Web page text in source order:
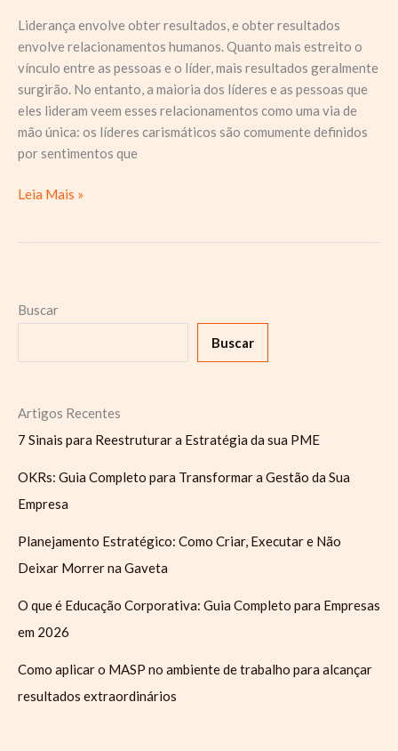
Liderança envolve obter resultados, e obter resultados
envolve relacionamentos humanos. Quanto mais estreito o
vínculo entre as pessoas e o líder, mais resultados geralmente
surgirão. No entanto, a maioria dos líderes e as pessoas que
eles lideram veem esses relacionamentos como uma via de
mão única: os líderes carismáticos são comumente definidos
por sentimentos que
Uma
se
as
que
lidera
Leia Mais »
Buscar
Buscar
Artigos Recentes
7 Sinais para Reestruturar a Estratégia da sua PME
OKRs: Guia Completo para Transformar a Gestão da Sua
Empresa
Planejamento Estratégico: Como Criar, Executar e Não
Deixar Morrer na Gaveta
O que é Educação Corporativa: Guia Completo para Empresas
em 2026
Como aplicar o MASP no ambiente de trabalho para alcançar
resultados extraordinários